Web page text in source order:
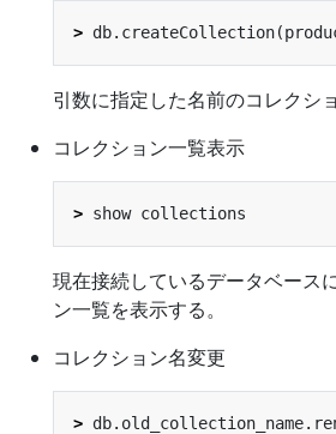
>
引数に指定した名前のコレクシ
コレクション一覧表示
>
現在接続しているデータベース
ン一覧を表示する。
コレクション名変更
>